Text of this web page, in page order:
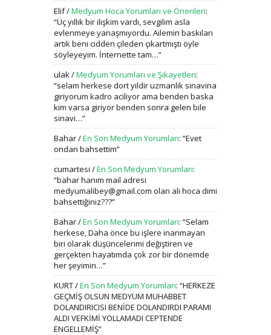
Elif/Medyum Hoca Yorumları ve Önerileri:
“Üç yıllık bir ilişkim vardı, sevgilim asla
evlenmeye yanaşmıyordu. Ailemin baskıları
artık beni cidden çileden çıkartmıştı öyle
söyleyeyim. İnternette tam…”
ulak/Medyum Yorumları ve Şikayetleri:
“selam herkese dort yildir uzmanlik sinavina
giriyorum kadro aciliyor ama benden baska
kim varsa giriyor benden sonra gelen bile
sinavi…”
Bahar/En Son Medyum Yorumları: “Evet
ondan bahsettim”
cumartesi /En Son Medyum Yorumları:
“bahar hanım mail adresi
medyumalibey@gmail.com olan ali hoca dimi
bahsettiğiniz???”
Bahar/En Son Medyum Yorumları: “Selam
herkese, Daha önce bu işlere inanmayan
biri olarak düşüncelerimi değiştiren ve
gerçekten hayatımda çok zor bir dönemde
her şeyimin…”
KURT/En Son Medyum Yorumları: “HERKEZE
GEÇMİŞ OLSUN MEDYUM MUHABBET
DOLANDIRICISI BENİDE DOLANDIRDI PARAMI
ALDI VEFKİMİ YOLLAMADI CEPTENDE
ENGELLEMİŞ”